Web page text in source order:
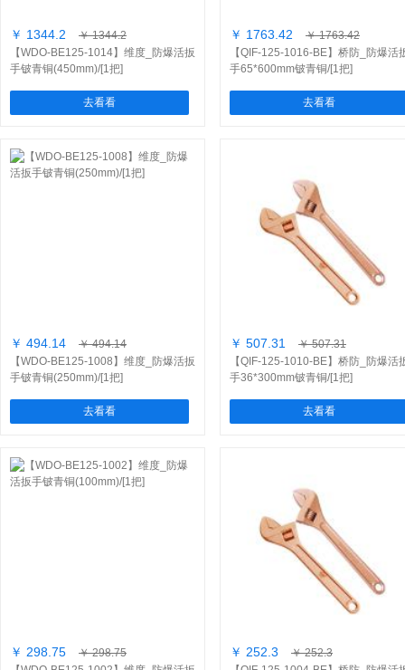
￥ 1344.2
￥ 1344.2
【WDO-BE125-1014】维度_防爆活扳
手铍青铜(450mm)/[1把]
去看看
￥ 1763.42
￥ 1763.42
【QIF-125-1016-BE】桥防_防爆活
手65*600mm铍青铜/[1把]
去看看
￥ 494.14
￥ 494.14
【WDO-BE125-1008】维度_防爆活扳
手铍青铜(250mm)/[1把]
去看看
￥ 507.31
￥ 507.31
【QIF-125-1010-BE】桥防_防爆活
手36*300mm铍青铜/[1把]
去看看
￥ 298.75
￥ 298.75
￥ 252.3
￥ 252.3